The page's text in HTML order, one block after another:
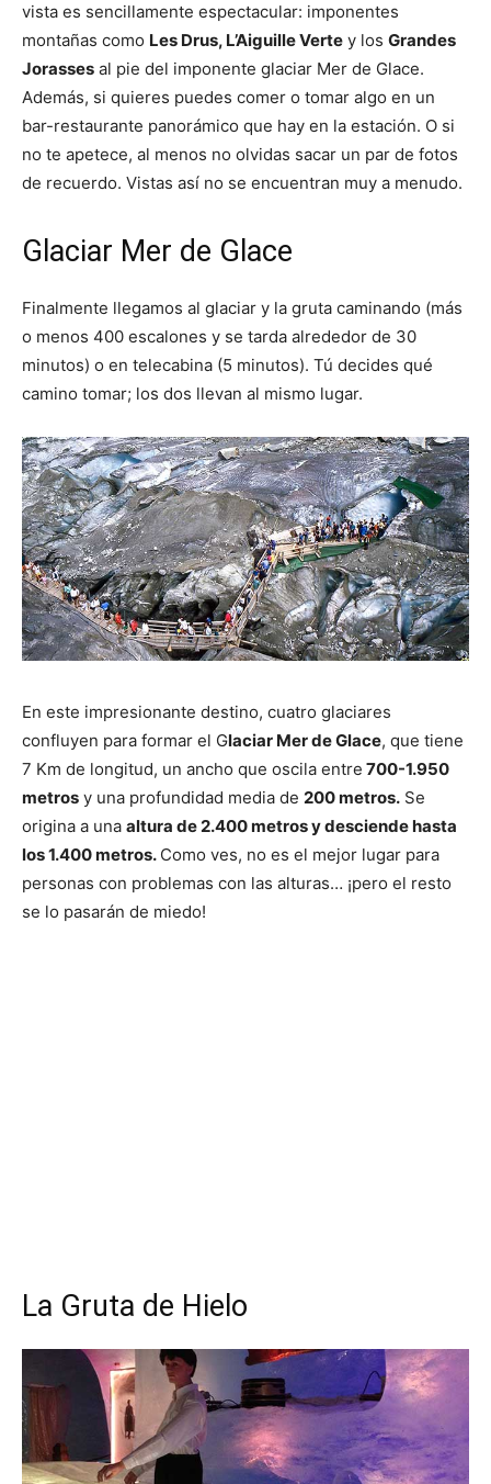
vista es sencillamente espectacular: imponentes
montañas como Les Drus, L’Aiguille Verte y los Grandes
Jorasses al pie del imponente glaciar Mer de Glace.
Además, si quieres puedes comer o tomar algo en un
bar-restaurante panorámico que hay en la estación. O si
no te apetece, al menos no olvidas sacar un par de fotos
de recuerdo. Vistas así no se encuentran muy a menudo.
Glaciar Mer de Glace
Finalmente llegamos al glaciar y la gruta caminando (más
o menos 400 escalones y se tarda alrededor de 30
minutos) o en telecabina (5 minutos). Tú decides qué
camino tomar; los dos llevan al mismo lugar.
En este impresionante destino, cuatro glaciares
confluyen para formar el Glaciar Mer de Glace, que tiene
7 Km de longitud, un ancho que oscila entre 700-1.950
metros y una profundidad media de 200 metros. Se
origina a una altura de 2.400 metros y desciende hasta
los 1.400 metros. Como ves, no es el mejor lugar para
personas con problemas con las alturas… ¡pero el resto
se lo pasarán de miedo!
La Gruta de Hielo